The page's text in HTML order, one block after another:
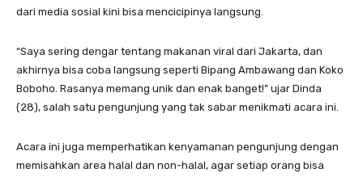
dari media sosial kini bisa mencicipinya langsung.
“Saya sering dengar tentang makanan viral dari Jakarta, dan
akhirnya bisa coba langsung seperti Bipang Ambawang dan Koko
Boboho. Rasanya memang unik dan enak banget!” ujar Dinda
(28), salah satu pengunjung yang tak sabar menikmati acara ini.
Acara ini juga memperhatikan kenyamanan pengunjung dengan
memisahkan area halal dan non-halal, agar setiap orang bisa